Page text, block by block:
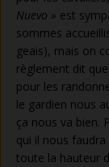
Nuevo » est
sommes
geais), mais on
règlement dit
pour les
le gardien nous
ça nous va bien.
qui il nous
toute la hauteur